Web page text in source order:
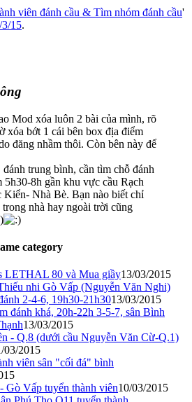
viên đánh cầu & Tìm nhóm đánh cầu'
3/15.
Mod xóa luôn 2 bài của mình, rõ
xóa bớt 1 cái bên box địa điểm
đăng nhầm thôi. Còn bên này để
trung bình, cần tìm chỗ đánh
5h30-8h gần khu vực cầu Rạch
Kiển- Nhà Bè. Bạn nào biết chỉ
nhà hay ngoài trời cũng
category
LETHAL 80 và Mua giầy13/03/2015
nhi Gò Vấp (Nguyễn Văn Nghi)
2-4-6, 19h30-21h3013/03/2015
đánh khá, 20h-22h 3-5-7, sân Bình
13/03/2015
- Q.8 (dưới cầu Nguyễn Văn Cừ-Q.1)
03/2015
viên sân "cối đá" bình
Gò Vấp tuyển thành viên10/03/2015